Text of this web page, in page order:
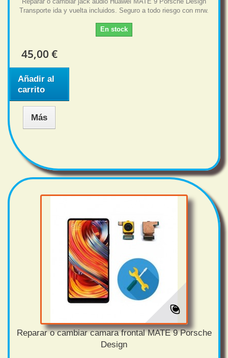
Transporte ida y vuelta incluidos. Seguro a todo riesgo con mrw.
En stock
45,00 €
Añadir al
carrito
Más
Reparar o cambiar camara frontal MATE 9 Porsche
Design